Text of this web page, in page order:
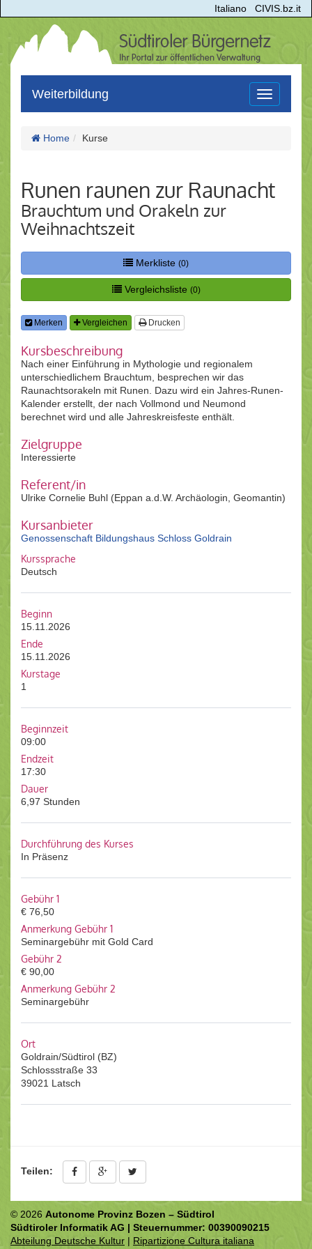
Italiano CIVIS.bz.it
Toggle
navigation
Weiterbildung
Home Kurse
Runen raunen zur Raunacht
Brauchtum und Orakeln zur
Weihnachtszeit
Merkliste (0)
Vergleichsliste (0)
Merken Vergleichen Drucken
Kursbeschreibung
Nach einer Einführung in Mythologie und regionalem
unterschiedlichem Brauchtum, besprechen wir das
Raunachtsorakeln mit Runen. Dazu wird ein Jahres-Runen-
Kalender erstellt, der nach Vollmond und Neumond
berechnet wird und alle Jahreskreisfeste enthält.
Zielgruppe
Interessierte
Referent/in
Ulrike Cornelie Buhl (Eppan a.d.W. Archäologin, Geomantin)
Kursanbieter
Genossenschaft Bildungshaus Schloss Goldrain
Kurssprache
Deutsch
Beginn
15.11.2026
Ende
15.11.2026
Kurstage
1
Beginnzeit
09:00
Endzeit
17:30
Dauer
6,97 Stunden
Durchführung des Kurses
In Präsenz
Gebühr 1
€ 76,50
Anmerkung Gebühr 1
Seminargebühr mit Gold Card
Gebühr 2
€ 90,00
Anmerkung Gebühr 2
Seminargebühr
Ort
Goldrain/Südtirol (BZ)
Schlossstraße 33
39021 Latsch
Teilen:
© 2026 Autonome Provinz Bozen – Südtirol
Südtiroler Informatik AG | Steuernummer: 00390090215
Abteilung Deutsche Kultur | Ripartizione Cultura italiana